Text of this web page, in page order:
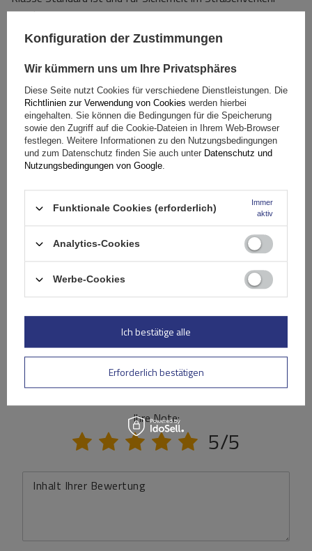
sorgt.
Das Schneekettenmodell Royalpasst aufviele gängige
Lösung.Vor dem Kauf sollten Sie jedoch in der
Bedienungsanleitung Ihres Fahrzeugs nachsehen, ob der
Hersteller die Verwendung herkömmlicher16-mm-
Schneeketten zulässt.
Spezifikation
Das Produkt passt zu Autos
Lieferung
Stelle eine Frage
Ihre Bewertung schreiben
Ihre Note:
5/5
Inhalt Ihrer Bewertung
Konfiguration der Zustimmungen
Wir kümmern uns um Ihre Privatsphäres
Diese Seite nutzt Cookies für verschiedene Dienstleistungen. Die
Richtlinien zur Verwendung von Cookies werden hierbei
eingehalten. Sie können die Bedingungen für die Speicherung
sowie den Zugriff auf die Cookie-Dateien in Ihrem Web-Browser
festlegen. Weitere Informationen zu den Nutzungsbedingungen
und zum Datenschutz finden Sie auch unter Datenschutz und
Nutzungsbedingungen von Google.
Funktionale Cookies (erforderlich)
Immer
aktiv
Analytics-Cookies
Werbe-Cookies
Erforderlich bestätigen
Ich bestätige alle